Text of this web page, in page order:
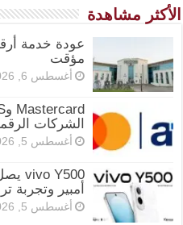
الأكثر مشاهدة
مؤقت
أغسطس 6, 2026
الشركات
أغسطس 5, 2026
أمبير وتجربة
أغسطس 5, 2026